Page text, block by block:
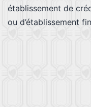
établissement de
ou d’établissement